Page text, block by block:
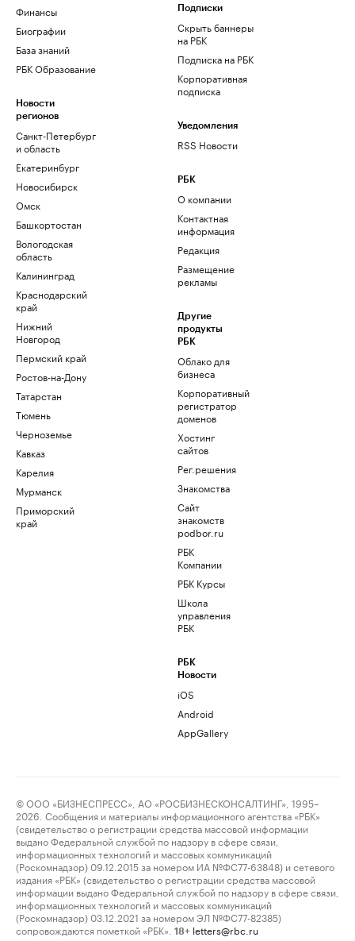
Финансы
Биографии
База знаний
РБК Образование
Новости
регионов
Санкт-Петербург
и область
Екатеринбург
Новосибирск
Омск
Башкортостан
Вологодская
область
Калининград
Краснодарский
край
Нижний
Новгород
Пермский край
Ростов-на-Дону
Татарстан
Тюмень
Черноземье
Кавказ
Карелия
Мурманск
Приморский
край
Подписки
Скрыть баннеры
на РБК
Подписка на РБК
Корпоративная
подписка
Уведомления
RSS Новости
РБК
О компании
Контактная
информация
Редакция
Размещение
рекламы
Другие
продукты
РБК
Облако для
бизнеса
Корпоративный
регистратор
доменов
Хостинг
сайтов
Рег.решения
Знакомства
Сайт
знакомств
podbor.ru
РБК
Компании
РБК Курсы
Школа
управления
РБК
РБК
Новости
iOS
Android
AppGallery
© ООО «БИЗНЕСПРЕСС», АО «РОСБИЗНЕСКОНСАЛТИНГ», 1995–
2026. Сообщения и материалы информационного агентства «РБК»
(свидетельство о регистрации средства массовой информации
выдано Федеральной службой по надзору в сфере связи,
информационных технологий и массовых коммуникаций
(Роскомнадзор) 09.12.2015 за номером ИА №ФС77-63848) и сетевого
издания «РБК» (свидетельство о регистрации средства массовой
информации выдано Федеральной службой по надзору в сфере связи,
информационных технологий и массовых коммуникаций
(Роскомнадзор) 03.12.2021 за номером ЭЛ №ФС77-82385)
сопровождаются пометкой «РБК».
18+ letters@rbc.ru